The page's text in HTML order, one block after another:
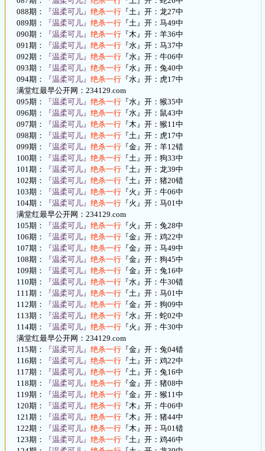
088期：
『温柔可儿』 绝杀一行 『土』开：龙27中
089期：
『温柔可儿』 绝杀一行 『土』开：马49中
090期：
『温柔可儿』 绝杀一行 『木』开：羊36中
091期：
『温柔可儿』 绝杀一行 『水』开：马37中
092期：
『温柔可儿』 绝杀一行 『水』开：牛06中
093期：
『温柔可儿』 绝杀一行 『水』开：兔40中
094期：
『温柔可儿』 绝杀一行 『水』开：虎17中
满堂红最早公开网：234129.com
095期：
『温柔可儿』 绝杀一行 『水』开：猴35中
096期：
『温柔可儿』 绝杀一行 『水』开：鼠43中
097期：
『温柔可儿』 绝杀一行 『木』开：猴11中
098期：
『温柔可儿』 绝杀一行 『土』开：虎17中
099期：
『温柔可儿』 绝杀一行 『金』开：羊12错
100期：
『温柔可儿』 绝杀一行 『土』开：狗33中
101期：
『温柔可儿』 绝杀一行 『土』开：龙39中
102期：
『温柔可儿』 绝杀一行 『土』开：猪20错
103期：
『温柔可儿』 绝杀一行 『火』开：牛06中
104期：
『温柔可儿』 绝杀一行 『火』开：马01中
满堂红最早公开网：234129.com
105期：
『温柔可儿』 绝杀一行 『火』开：兔28中
106期：
『温柔可儿』 绝杀一行 『金』开：鸡22中
107期：
『温柔可儿』 绝杀一行 『金』开：马49中
108期：
『温柔可儿』 绝杀一行 『金』开：狗45中
109期：
『温柔可儿』 绝杀一行 『金』开：兔16中
110期：
『温柔可儿』 绝杀一行 『水』开：牛30错
111期：
『温柔可儿』 绝杀一行 『土』开：马01中
112期：
『温柔可儿』 绝杀一行 『金』开：狗09中
113期：
『温柔可儿』 绝杀一行 『水』开：蛇02中
114期：
『温柔可儿』 绝杀一行 『火』开：牛30中
满堂红最早公开网：234129.com
115期：
『温柔可儿』 绝杀一行 『金』开：兔04错
116期：
『温柔可儿』 绝杀一行 『土』开：鸡22中
117期：
『温柔可儿』 绝杀一行 『土』开：兔16中
118期：
『温柔可儿』 绝杀一行 『金』开：猪08中
119期：
『温柔可儿』 绝杀一行 『金』开：猴11中
120期：
『温柔可儿』 绝杀一行 『木』开：牛06中
121期：
『温柔可儿』 绝杀一行 『木』开：猪44中
122期：
『温柔可儿』 绝杀一行 『木』开：马01错
123期：
『温柔可儿』 绝杀一行 『土』开：鸡46中